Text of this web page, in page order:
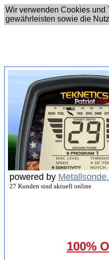
Wir verwenden Cookies und
gewährleisten sowie die
powered by
27 Kunden sind aktuell online
100%